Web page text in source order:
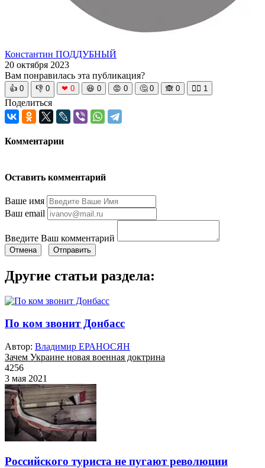
Константин ПОДДУБНЫЙ
20 октября 2023
Вам понравилась эта публикация?
👍 0 👎 0 ❤ 0 😆 0 😡 0 🤔 0 🙈 0 🧘‍♀️ 1
Поделиться
Комментарии
Оставить комментарий
Ваше имя
Ваш email
Введите Ваш комментарий
Отмена Отправить
Другие статьи раздела:
По ком звонит Донбасс
Автор: Владимир ЕРАНОСЯН
Зачем Украине новая военная доктрина
4256
3 мая 2021
Российского туриста не пугают революции